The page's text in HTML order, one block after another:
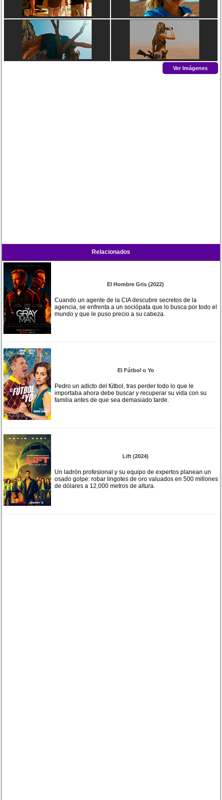
Ver Imágenes
Relacionados
El Hombre Gris (2022)
Cuando un agente de la CIA descubre secretos de la
agencia, se enfrenta a un sociópata que lo busca por todo el
mundo y que le puso precio a su cabeza.
El Fútbol o Yo
Pedro un adicto del fútbol, tras perder todo lo que le
importaba ahora debe buscar y recuperar su vida con su
familia antes de que sea demasiado tarde.
Lift (2024)
Un ladrón profesional y su equipo de expertos planean un
osado golpe: robar lingotes de oro valuados en 500 millones
de dólares a 12,000 metros de altura.